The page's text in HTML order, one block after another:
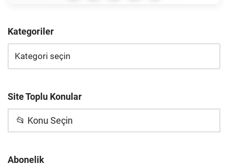
Kategoriler
Site Toplu Konular
📂 Konu Seçin
Abonelik